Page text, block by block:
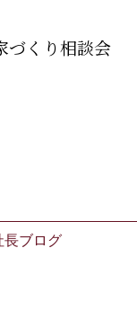
くり相談会
長ブログ